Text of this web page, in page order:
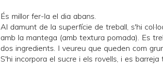
És millor fer-la el dia abans.
Al damunt de la superfície de treball, s'hi
amb la mantega (amb textura pomada). Es
dos ingredients. I veureu que queden com
S'hi incorpora el sucre i els rovells, i es barreja